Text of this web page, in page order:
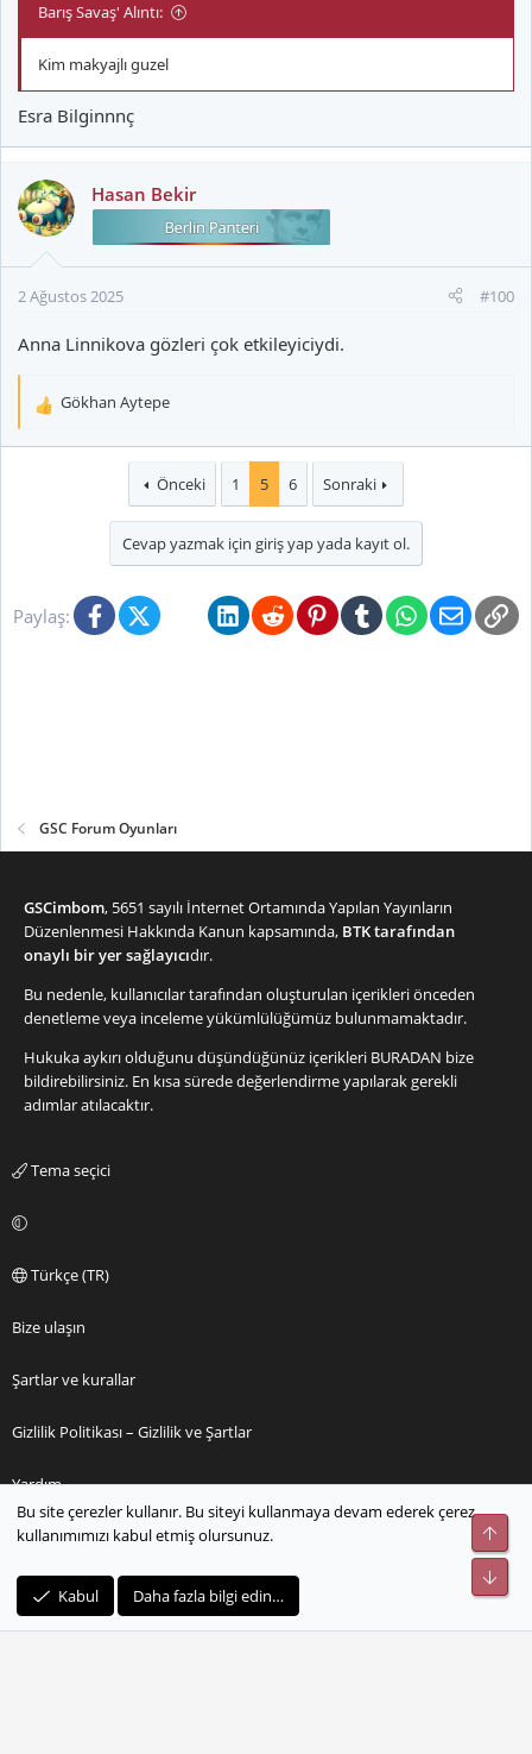
Barış Savaş' Alıntı:
Kim makyajlı guzel
Esra Bilginnnç
Hasan Bekir
2 Ağustos 2025 #100
Anna Linnikova gözleri çok etkileyiciydi.
T
Gökhan Aytepe
Önceki 1 5 6 Sonraki
Cevap yazmak için giriş yap yada kayıt ol.
Paylaş: FacebookX (Twitter)BlueskyLinkedInRedditPinterestTumblrWhatsApp
E-posta
GSC Forum Oyunları
GSCimbom, 5651 sayılı İnternet Ortamında Yapılan Yayınların
Düzenlenmesi Hakkında Kanun kapsamında, BTK tarafından
onaylı bir yer sağlayıcıdır.
Bu nedenle, kullanıcılar tarafından oluşturulan içerikleri önceden
denetleme veya inceleme yükümlülüğümüz bulunmamaktadır.
Hukuka aykırı olduğunu düşündüğünüz içerikleri BURADAN bize
bildirebilirsiniz. En kısa sürede değerlendirme yapılarak gerekli
adımlar atılacaktır.
Tema seçici
Türkçe (TR)
Bize ulaşın
Şartlar ve kurallar
Gizlilik Politikası – Gizlilik ve Şartlar
Yardım
Ana sayfa
S
S
Bu site çerezler kullanır. Bu siteyi kullanmaya devam ederek çerez
kullanımımızı kabul etmiş olursunuz.
Kabul Daha fazla bilgi edin…